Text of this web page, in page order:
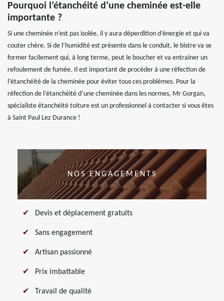
Pourquoi l’étanchéité d’une cheminée est-elle
importante ?
Si une cheminée n’est pas isolée, il y aura déperdition d’énergie et qui va
couter chère. Si de l’humidité est présente dans le conduit, le bistre va se
former facilement qui, à long terme, peut le boucher et va entrainer un
refoulement de fumée. Il est important de procéder à une réfection de
l’étanchéité de la cheminée pour éviter tous ces problèmes. Pour la
réfection de l’étanchéité d’une cheminée dans les normes, Mr Gorgan,
spécialiste étanchéité toiture est un professionnel à contacter si vous êtes
à Saint Paul Lez Durance !
NOS ENGAGEMENTS
Devis et déplacement gratuits
Sans engagement
Artisan passionné
Prix imbattable
Travail de qualité